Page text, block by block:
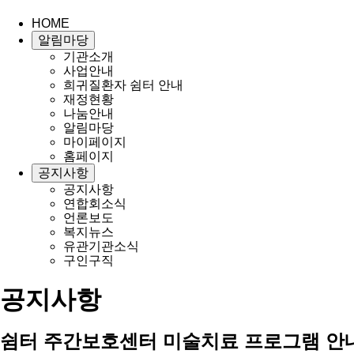
HOME
알림마당
기관소개
사업안내
희귀질환자 쉼터 안내
재정현황
나눔안내
알림마당
마이페이지
홈페이지
공지사항
공지사항
연합회소식
언론보도
복지뉴스
유관기관소식
구인구직
공지사항
쉼터 주간보호센터 미술치료 프로그램 안